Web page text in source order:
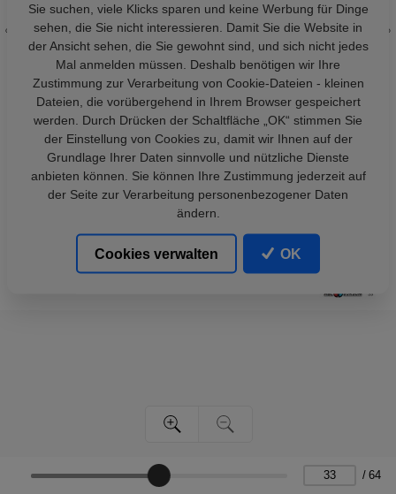
/ 64
Sie suchen, viele Klicks sparen und keine Werbung für Dinge
sehen, die Sie nicht interessieren. Damit Sie die Website in
der Ansicht sehen, die Sie gewohnt sind, und sich nicht jedes
Mal anmelden müssen. Deshalb benötigen wir Ihre
Zustimmung zur Verarbeitung von Cookie-Dateien - kleinen
Dateien, die vorübergehend in Ihrem Browser gespeichert
werden. Durch Drücken der Schaltfläche „OK“ stimmen Sie
der Einstellung von Cookies zu, damit wir Ihnen auf der
Grundlage Ihrer Daten sinnvolle und nützliche Dienste
anbieten können. Sie können Ihre Zustimmung jederzeit auf
der Seite zur Verarbeitung personenbezogener Daten
ändern.
Cookies verwalten OK